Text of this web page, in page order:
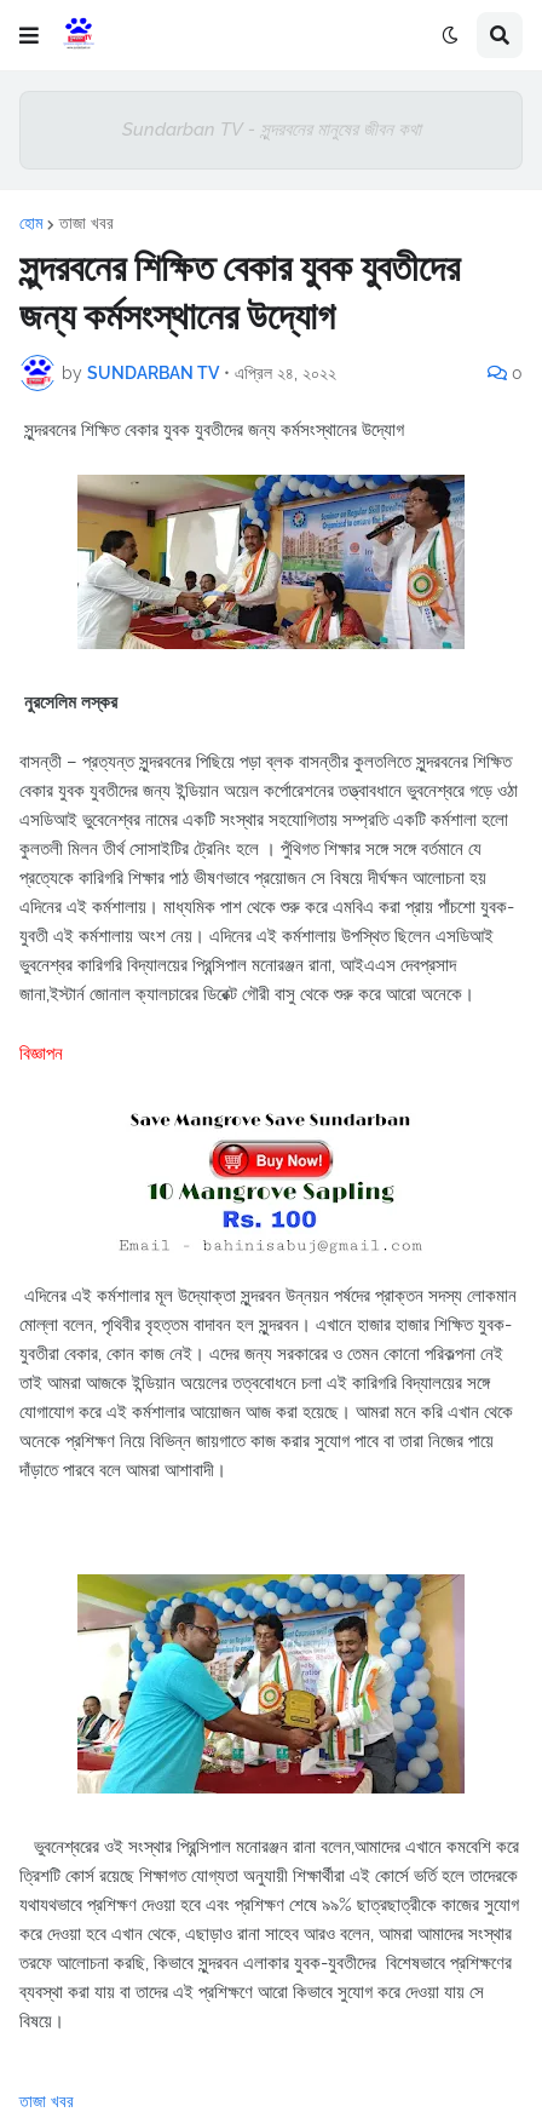
Sundarban TV - সুন্দরবনের মানুষের জীবন কথা
হোম তাজা খবর
সুন্দরবনের শিক্ষিত বেকার যুবক যুবতীদের
জন্য কর্মসংস্থানের উদ্যোগ
by SUNDARBAN TV • এপ্রিল ২৪, ২০২২ 0
সুন্দরবনের শিক্ষিত বেকার যুবক যুবতীদের জন্য কর্মসংস্থানের উদ্যোগ
নুরসেলিম লস্কর
বাসন্তী – প্রত্যন্ত সুন্দরবনের পিছিয়ে পড়া ব্লক বাসন্তীর কুলতলিতে সুন্দরবনের শিক্ষিত
বেকার যুবক যুবতীদের জন্য ইন্ডিয়ান অয়েল কর্পোরেশনের তত্ত্বাবধানে ভুবনেশ্বরে গড়ে ওঠা
এসডিআই ভুবেনেশ্বর নামের একটি সংস্থার সহযোগিতায় সম্প্রতি একটি কর্মশালা হলো
কুলতলী মিলন তীর্থ সোসাইটির ট্রেনিং হলে । পুঁথিগত শিক্ষার সঙ্গে সঙ্গে বর্তমানে যে
প্রত্যেকে কারিগরি শিক্ষার পাঠ ভীষণভাবে প্রয়োজন সে বিষয়ে দীর্ঘক্ষন আলোচনা হয়
এদিনের এই কর্মশালায়। মাধ্যমিক পাশ থেকে শুরু করে এমবিএ করা প্রায় পাঁচশো যুবক-
যুবতী এই কর্মশালায় অংশ নেয়। এদিনের এই কর্মশালায় উপস্থিত ছিলেন এসডিআই
ভুবনেশ্বর কারিগরি বিদ্যালয়ের প্রিন্সিপাল মনোরঞ্জন রানা, আইএএস দেবপ্রসাদ
জানা,ইস্টার্ন জোনাল ক্যালচারের ডিরেক্ট গৌরী বাসু থেকে শুরু করে আরো অনেকে।
বিজ্ঞাপন
এদিনের এই কর্মশালার মূল উদ্যোক্তা সুন্দরবন উন্নয়ন পর্ষদের প্রাক্তন সদস্য লোকমান
মোল্লা বলেন, পৃথিবীর বৃহত্তম বাদাবন হল সুন্দরবন। এখানে হাজার হাজার শিক্ষিত যুবক-
যুবতীরা বেকার, কোন কাজ নেই। এদের জন্য সরকারের ও তেমন কোনো পরিকল্পনা নেই
তাই আমরা আজকে ইন্ডিয়ান অয়েলের তত্ববোধনে চলা এই কারিগরি বিদ্যালয়ের সঙ্গে
যোগাযোগ করে এই কর্মশালার আয়োজন আজ করা হয়েছে। আমরা মনে করি এখান থেকে
অনেকে প্রশিক্ষণ নিয়ে বিভিন্ন জায়গাতে কাজ করার সুযোগ পাবে বা তারা নিজের পায়ে
দাঁড়াতে পারবে বলে আমরা আশাবাদী।
ভুবনেশ্বরের ওই সংস্থার প্রিন্সিপাল মনোরঞ্জন রানা বলেন,আমাদের এখানে কমবেশি করে
ত্রিশটি কোর্স রয়েছে শিক্ষাগত যোগ্যতা অনুযায়ী শিক্ষার্থীরা এই কোর্সে ভর্তি হলে তাদেরকে
যথাযথভাবে প্রশিক্ষণ দেওয়া হবে এবং প্রশিক্ষণ শেষে ৯৯% ছাত্রছাত্রীকে কাজের সুযোগ
করে দেওয়া হবে এখান থেকে, এছাড়াও রানা সাহেব আরও বলেন, আমরা আমাদের সংস্থার
তরফে আলোচনা করছি, কিভাবে সুন্দরবন এলাকার যুবক-যুবতীদের বিশেষভাবে প্রশিক্ষণের
ব্যবস্থা করা যায় বা তাদের এই প্রশিক্ষণে আরো কিভাবে সুযোগ করে দেওয়া যায় সে
বিষয়ে।
তাজা খবর